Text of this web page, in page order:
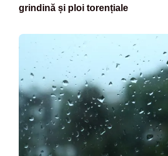
grindină și ploi torențiale